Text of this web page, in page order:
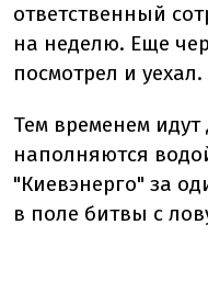
ответственный
на неделю. Еще
посмотрел и уехал.
Тем временем
наполняются
"Киевэнерго" за
в поле битвы с